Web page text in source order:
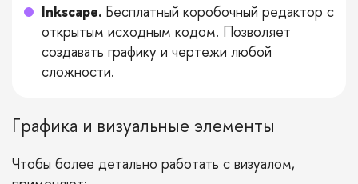
Inkscape. Бесплатный коробочный редактор с
открытым исходным кодом. Позволяет
создавать графику и чертежи любой
сложности.
Графика и визуальные элементы
Чтобы более детально работать с визуалом,